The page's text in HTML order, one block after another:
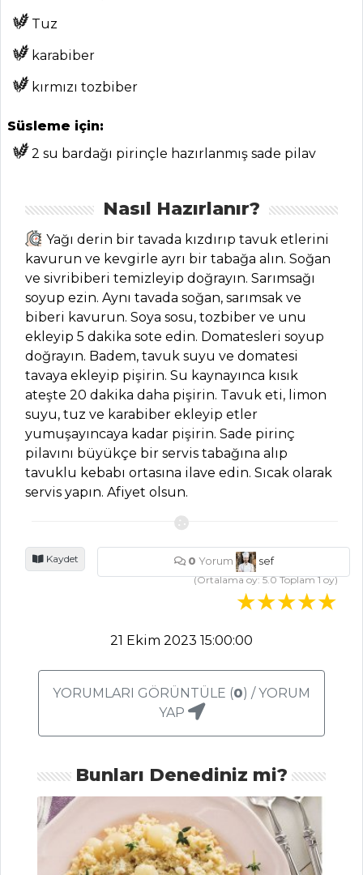
MENÜLER
Tüm
Kategoriler
TATLILAR
Karpatka Tarifi,
Nasıl Yapılır?
Elmalı Yufka Pay
Tarifi, Nasıl Yapılır?
Kakaolu Pasta
Tarifi, Nasıl Yapılır?
Pasta ve Tatlılar
Tüm Tarifleri
PILAV VE
MAKARNA
Tarifi, Nasıl Yapılır?
Tarifi, Nasıl Yapılır?
MEZELER VE
SOSLAR
Fava Tarifi, Nasıl
Yapılır?
Tuz
karabiber
kırmızı tozbiber
Süsleme için:
2 su bardağı pirinçle hazırlanmış sade pilav
Nasıl Hazırlanır?
Yağı derin bir tavada kızdırıp tavuk etlerini
kavurun ve kevgirle ayrı bir tabağa alın. Soğan
ve sivribiberi temizleyip doğrayın. Sarımsağı
soyup ezin. Aynı tavada soğan, sarımsak ve
biberi kavurun. Soya sosu, tozbiber ve unu
ekleyip 5 dakika sote edin. Domatesleri soyup
doğrayın. Badem, tavuk suyu ve domatesi
tavaya ekleyip pişirin. Su kaynayınca kısık
ateşte 20 dakika daha pişirin. Tavuk eti, limon
suyu, tuz ve karabiber ekleyip etler
yumuşayıncaya kadar pişirin. Sade pirinç
pilavını büyükçe bir servis tabağına alıp
tavuklu kebabı ortasına ilave edin. Sıcak olarak
servis yapın. Afiyet olsun.
Kaydet 0 Yorum
sef
(Ortalama oy:5.0Toplam1oy)
21 Ekim 2023 15:00:00
YORUMLARI GÖRÜNTÜLE (0) / YORUM
YAP
Bunları Denediniz mi?